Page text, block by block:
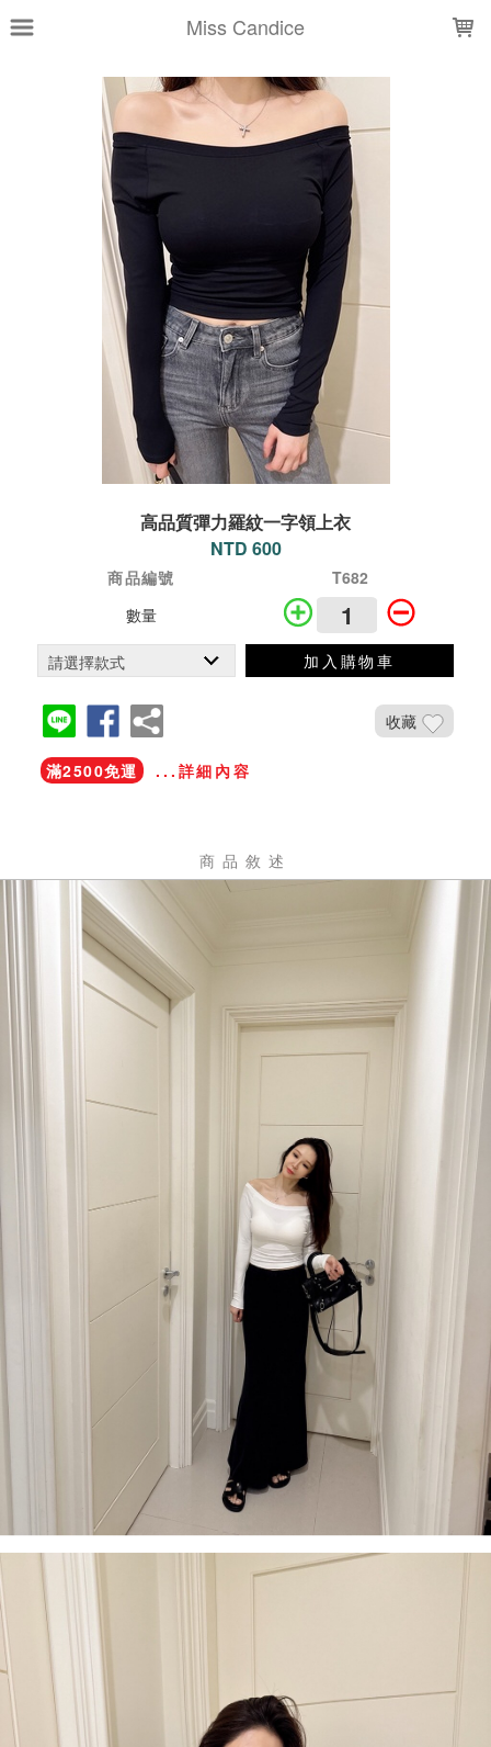
Miss Candice
高品質彈力羅紋一字領上衣
NTD 600
商品編號
T682
數量
加入購物車
收藏
滿2500免運 ...詳細內容
商品敘述